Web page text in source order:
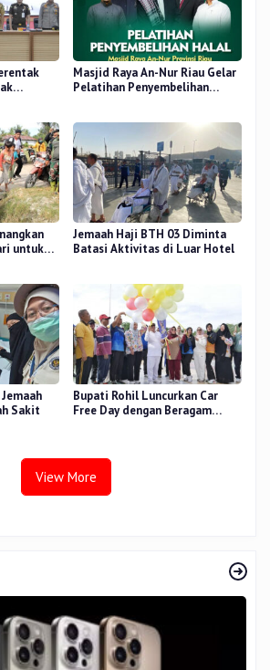
Masjid Raya An-Nur Riau Gelar
Pelatihan Penyembelihan
untuk
Jemaah Haji BTH 03 Diminta
Batasi Aktivitas di Luar Hotel
Sakit
Bupati Rohil Luncurkan Car
Free Day dengan Beragam
View More